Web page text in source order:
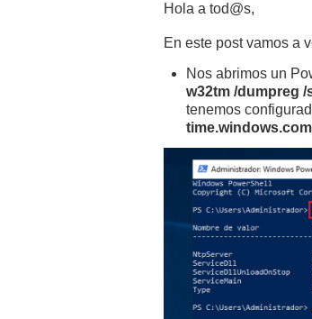
Hola a tod@s,
En este post vamos a
Nos abrimos un
w32tm /dumpreg
tenemos
time.windows.com